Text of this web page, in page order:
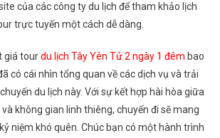
của các công ty du lịch để tham khảo lịch
trực tuyến một cách dễ dàng.
giá tourdu lịch Tây Yên Tử 2 ngày 1 đêm bao
có cái nhìn tổng quan về các dịch vụ và trải
du lịch này. Với sự kết hợp hài hòa giữa
không gian linh thiêng, chuyến đi sẽ mang
niệm khó quên. Chúc bạn có một hành trình